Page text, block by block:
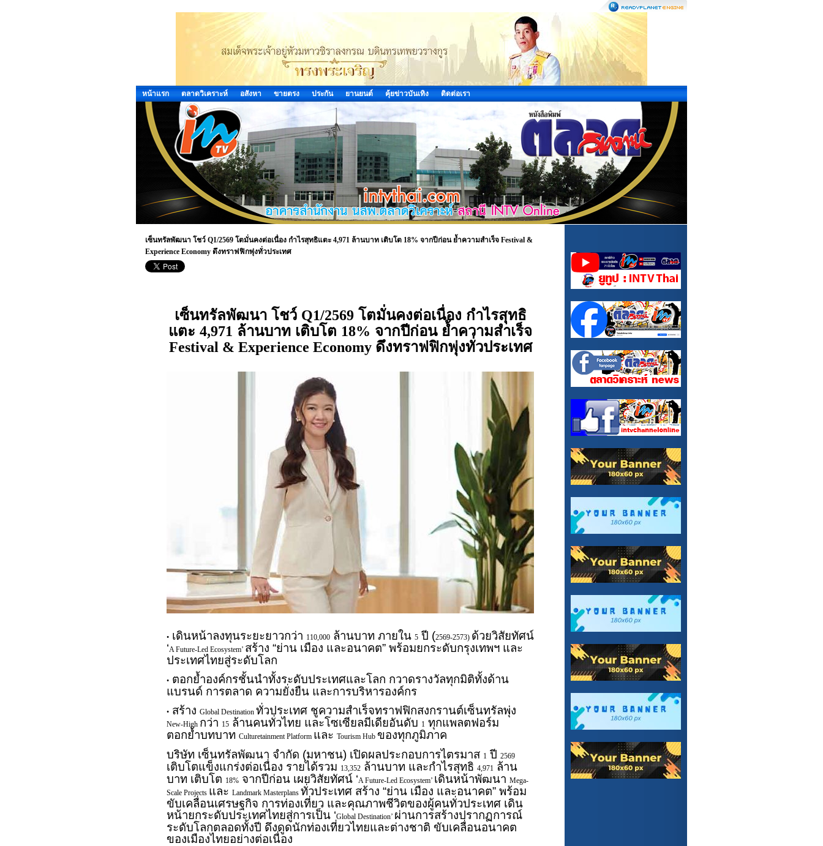
หน้าแรก ตลาดวิเคราะห์ อสังหา ขายตรง ประกัน ยานยนต์ คุ้ยข่าวบันเทิง ติดต่อเรา
เซ็นทรัลพัฒนา โชว์ Q1/2569 โตมั่นคงต่อเนื่อง กำไรสุทธิแตะ 4,971 ล้านบาท เติบโต 18% จากปีก่อน ย้ำความสำเร็จ Festival &
Experience Economy ดึงทราฟฟิกพุ่งทั่วประเทศ
เซ็นทรัลพัฒนา โชว์ Q1/2569โตมั่นคงต่อเนื่อง กำไรสุทธิ
แตะ 4,971 ล้านบาท เติบโต 18% จากปีก่อน ย้ำความสำเร็จ
Festival & Experience Economy ดึงทราฟฟิกพุ่งทั่วประเทศ
• เดินหน้าลงทุนระยะยาวกว่า 110,000 ล้านบาท ภายใน 5 ปี (2569-2573) ด้วยวิสัยทัศน์
‘A Future-Led Ecosystem’ สร้าง “ย่าน เมือง และอนาคต” พร้อมยกระดับกรุงเทพฯ และ
ประเทศไทยสู่ระดับโลก
• ตอกย้ำองค์กรชั้นนำทั้งระดับประเทศและโลก กวาดรางวัลทุกมิติทั้งด้าน
แบรนด์ การตลาด ความยั่งยืน และการบริหารองค์กร
• สร้าง Global Destination ทั่วประเทศ ชูความสำเร็จทราฟฟิกสงกรานต์เซ็นทรัลพุ่ง
New-High กว่า 15 ล้านคนทั่วไทย และโซเซียลมีเดียอันดับ 1 ทุกแพลตฟอร์ม
ตอกย้ำบทบาท Culturetainment Platform และ Tourism Hub ของทุกภูมิภาค
บริษัท เซ็นทรัลพัฒนา จำกัด (มหาชน) เปิดผลประกอบการไตรมาส 1 ปี 2569
เติบโตแข็งแกร่งต่อเนื่อง รายได้รวม 13,352 ล้านบาท และกำไรสุทธิ 4,971 ล้าน
บาท เติบโต 18% จากปีก่อน เผยวิสัยทัศน์ ‘A Future-Led Ecosystem’ เดินหน้าพัฒนา Mega-
Scale Projects และ Landmark Masterplans ทั่วประเทศ สร้าง “ย่าน เมือง และอนาคต” พร้อม
ขับเคลื่อนเศรษฐกิจ การท่องเที่ยว และคุณภาพชีวิตของผู้คนทั่วประเทศ เดิน
หน้ายกระดับประเทศไทยสู่การเป็น ‘Global Destination’ ผ่านการสร้างปรากฏการณ์
ระดับโลกตลอดทั้งปี ดึงดูดนักท่องเที่ยวไทยและต่างชาติ ขับเคลื่อนอนาคต
ของเมืองไทยอย่างต่อเนื่อง